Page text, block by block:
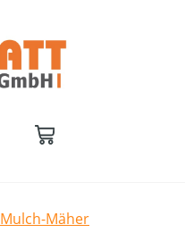
Mulch-Mäher